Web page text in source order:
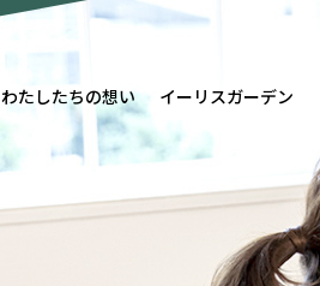
わたしたちの想い イーリスガーデン